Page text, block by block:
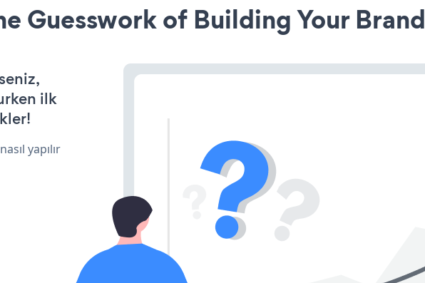
Guesswork of Building Your Brand
ilk
yapılır